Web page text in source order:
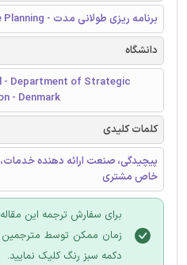
برنامه ریزی طولانی مدت - Long Range Planning
دانشگاه
- Department of Strategic
- Denmark
کلمات کلیدی
پیچیدگی، صنعت ارائه دهنده
خاص مشتری
برای سفارش ترجمه این
زمان ممکن توسط
دکمه سبز رنگ کلیک نمایید.